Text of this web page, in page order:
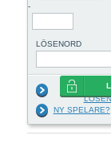
-
LÖSENORD
NY SPELARE?